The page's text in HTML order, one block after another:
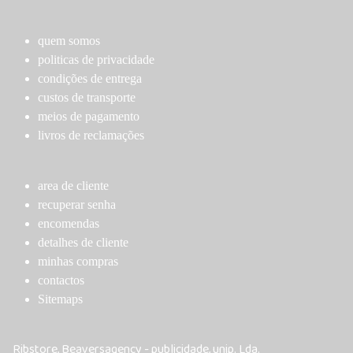
chosen
on
the
product
page
quem somos
politicas de privacidade
condições de entrega
custos de transporte
meios de pagamento
livros de reclamações
area de cliente
recuperar senha
encomendas
detalhes de cliente
minhas compras
contactos
Sitemaps